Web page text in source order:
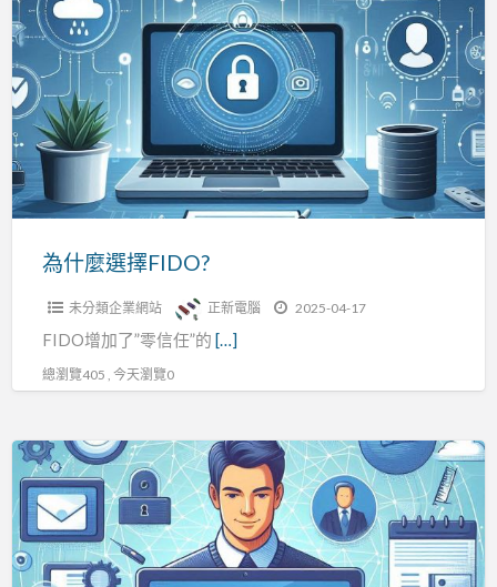
什
麼
選
擇
FIDO?
為什麼選擇FIDO?
未分類企業網站 正新電腦 2025-04-17
FIDO增加了”零信任”的 […]
總瀏覽405 , 今天瀏覽0
FIDO
身
分
認
證,FIDO